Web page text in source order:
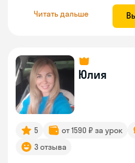
Читать дальше
Юлия
5 от 1590 ₽ за урок
3 отзыва